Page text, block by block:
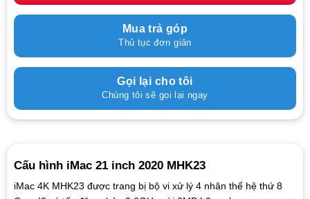
Cấu hình iMac 21 inch 2020 MHK23
iMac 4K MHK23 được trang bị bộ vi xử lý 4 nhân thế hệ thứ 8
Mua trả góp
Thủ tục đơn giản
Gọi lại cho tôi
Chúng tôi sẽ gọi lại ngay